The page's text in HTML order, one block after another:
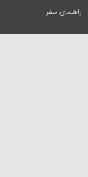
راهنمای سفر